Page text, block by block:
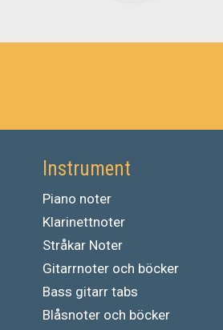
Instrument
Piano noter
Klarinettnoter
Stråkar Noter
Gitarrnoter och böcker
Bass gitarr tabs
Blåsnoter och böcker